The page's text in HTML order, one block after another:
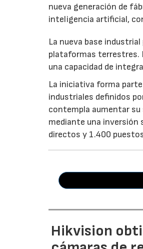
nueva generación de
inteligencia artificial,
La nueva base
plataformas terrestres.
una capacidad de
La iniciativa forma
industriales definidos
contempla aumentar su
mediante una inversión
directos y 1.400
Hikvision